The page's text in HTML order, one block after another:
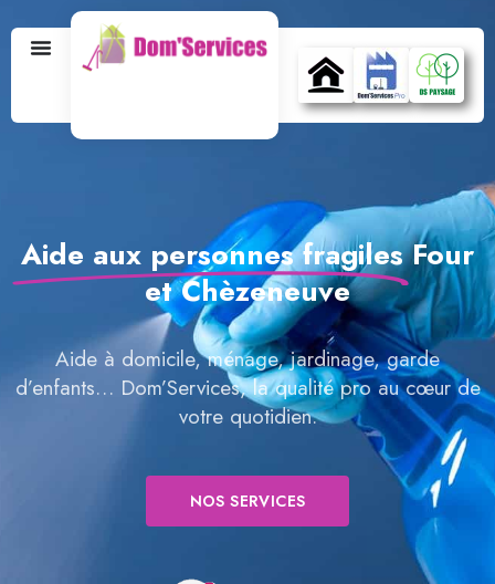
Aide aux personnes fragiles Four
et Chèzeneuve
Aide à domicile, ménage, jardinage, garde
d’enfants… Dom’Services, la qualité pro au cœur de
votre quotidien.
NOS SERVICES